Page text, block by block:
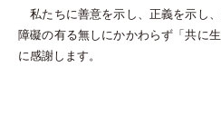
私たちに善意を示し、正義を示し
障礙の有る無しにかかわらず「共に
に感謝します。